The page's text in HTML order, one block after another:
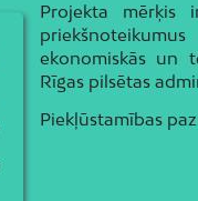
Projekta mērķis
ekonomiskās un
Rīgas pilsētas
Piekļūstamības